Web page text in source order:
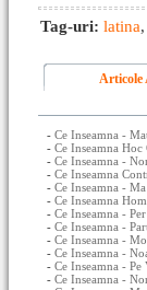
Tag-uri: latina,
Articole
- Ce Inseamna -
- Ce Inseamna
- Ce Inseamna -
- Ce Inseamna
- Ce Inseamna -
- Ce Inseamna
- Ce Inseamna -
- Ce Inseamna -
- Ce Inseamna -
- Ce Inseamna -
- Ce Inseamna - Pe
- Ce Inseamna -